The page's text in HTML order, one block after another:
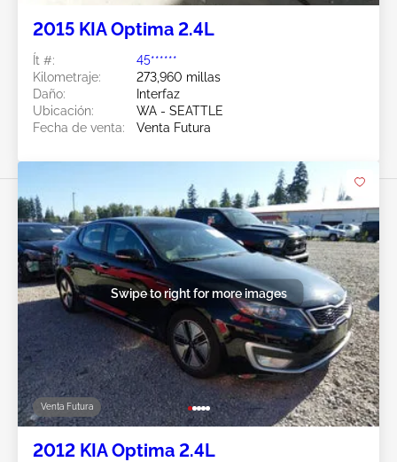
2015 KIA Optima 2.4L
Ít #:
45******
Kilometraje:
273,960 millas
Daño:
Interfaz
Ubicación:
WA - SEATTLE
Fecha de venta:
Venta Futura
Venta Futura
Swipe to right for more images
2012 KIA Optima 2.4L